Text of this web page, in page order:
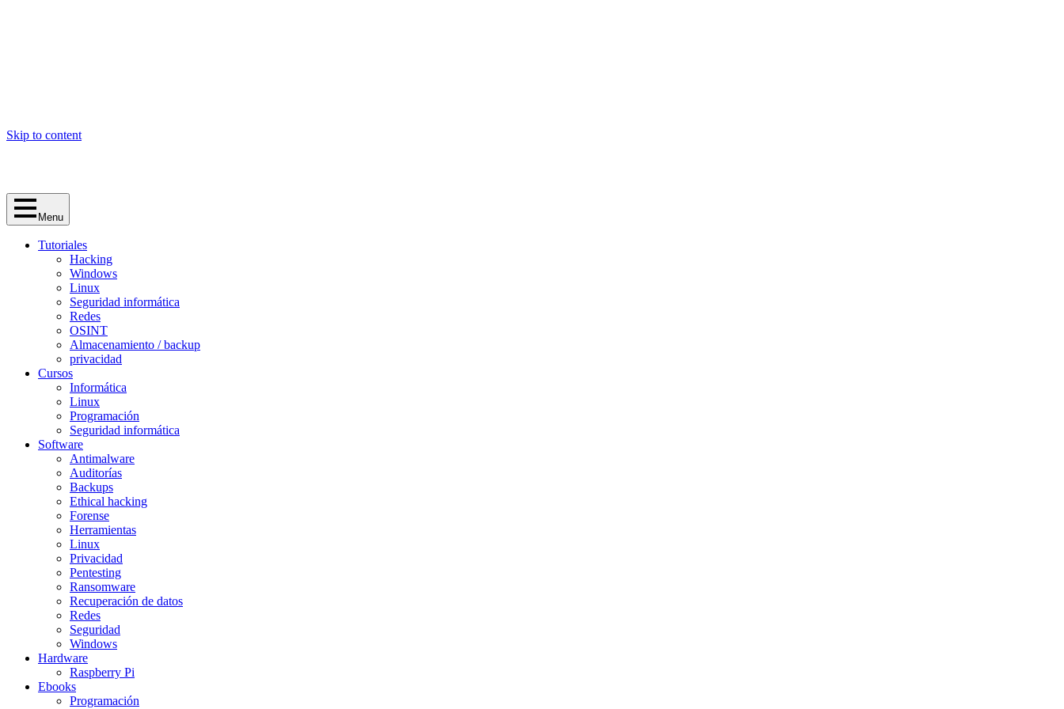
Skip to content
Menu
Tutoriales
Hacking
Windows
Linux
Seguridad informática
Redes
OSINT
Almacenamiento / backup
privacidad
Cursos
Informática
Linux
Programación
Seguridad informática
Software
Antimalware
Auditorías
Backups
Ethical hacking
Forense
Herramientas
Linux
Privacidad
Pentesting
Ransomware
Recuperación de datos
Redes
Seguridad
Windows
Hardware
Raspberry Pi
Ebooks
Programación